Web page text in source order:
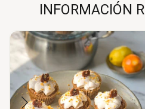
INFORMACIÓN